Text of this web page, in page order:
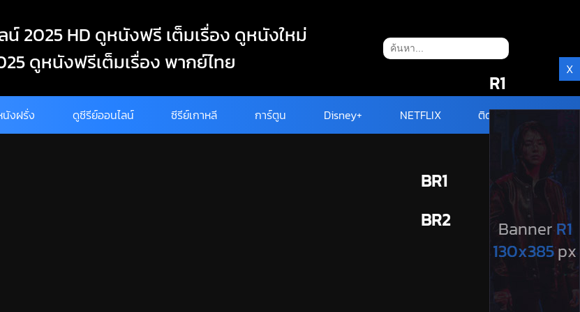
2025 HD ดูหนังฟรี เต็มเรื่อง ดูหนังใหม่
ดูหนังฟรีเต็มเรื่อง พากย์ไทย
นังฝรั่ง ดูซีรีย์ออนไลน์ ซีรีย์เกาหลี การ์ตูน Disney+ NETFLIX ติดต่อ
BR1
BR2
X
R1